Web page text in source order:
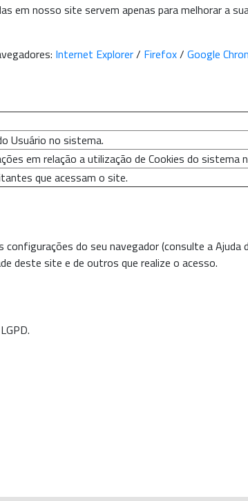
em nosso site servem apenas para melhorar a
Internet Explorer/ Firefox/ Google
Usuário no sistema.
em relação a utilização de Cookies do sistema
que acessam o site.
do seu navegador (consulte a Ajuda
deste site e de outros que realize o acesso.